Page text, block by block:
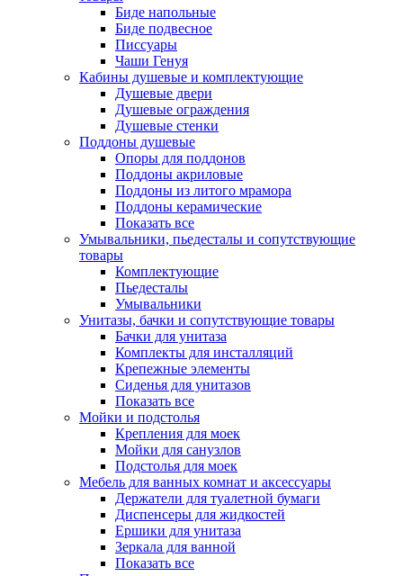
Биде напольные
Биде подвесное
Писсуары
Чаши Генуя
Кабины душевые и комплектующие
Душевые двери
Душевые ограждения
Душевые стенки
Поддоны душевые
Опоры для поддонов
Поддоны акриловые
Поддоны из литого мрамора
Поддоны керамические
Показать все
Умывальники, пьедесталы и сопутствующие
товары
Комплектующие
Пьедесталы
Умывальники
Унитазы, бачки и сопутствующие товары
Бачки для унитаза
Комплекты для инсталляций
Крепежные элементы
Сиденья для унитазов
Показать все
Мойки и подстолья
Крепления для моек
Мойки для санузлов
Подстолья для моек
Мебель для ванных комнат и аксессуары
Держатели для туалетной бумаги
Диспенсеры для жидкостей
Ершики для унитаза
Зеркала для ванной
Показать все